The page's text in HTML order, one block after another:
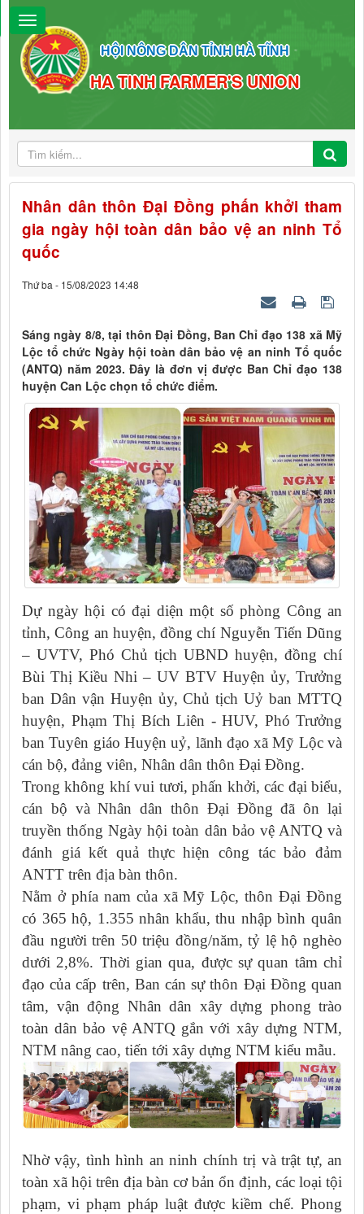
HỘI NÔNG DÂN TỈNH HÀ TĨNH
HA TINH FARMER'S UNION
Nhân dân thôn Đại Đồng phấn khởi tham
gia ngày hội toàn dân bảo vệ an ninh Tổ
quốc
Thứ ba - 15/08/2023 14:48
Sáng ngày 8/8, tại thôn Đại Đồng, Ban Chỉ đạo 138 xã Mỹ
Lộc tổ chức Ngày hội toàn dân bảo vệ an ninh Tổ quốc
(ANTQ) năm 2023. Đây là đơn vị được Ban Chỉ đạo 138
huyện Can Lộc chọn tổ chức điểm.
Dự ngày hội có đại diện một số phòng Công an
tỉnh, Công an huyện, đồng chí Nguyễn Tiến Dũng
– UVTV, Phó Chủ tịch UBND huyện, đồng chí
Bùi Thị Kiều Nhi – UV BTV Huyện ủy, Trưởng
ban Dân vận Huyện ủy, Chủ tịch Uỷ ban MTTQ
huyện, Phạm Thị Bích Liên - HUV, Phó Trưởng
ban Tuyên giáo Huyện uỷ, lãnh đạo xã Mỹ Lộc và
cán bộ, đảng viên, Nhân dân thôn Đại Đồng.
Trong không khí vui tươi, phấn khởi, các đại biểu,
cán bộ và Nhân dân thôn Đại Đồng đã ôn lại
truyền thống Ngày hội toàn dân bảo vệ ANTQ và
đánh giá kết quả thực hiện công tác bảo đảm
ANTT trên địa bàn thôn.
Nằm ở phía nam của xã Mỹ Lộc, thôn Đại Đồng
có 365 hộ, 1.355 nhân khẩu, thu nhập bình quân
đầu người trên 50 triệu đồng/năm, tỷ lệ hộ nghèo
dưới 2,8%. Thời gian qua, được sự quan tâm chỉ
đạo của cấp trên, Ban cán sự thôn Đại Đồng quan
tâm, vận động Nhân dân xây dựng phong trào
toàn dân bảo vệ ANTQ gắn với xây dựng NTM,
NTM nâng cao, tiến tới xây dựng NTM kiểu mẫu.
Nhờ vậy, tình hình an ninh chính trị và trật tự, an
toàn xã hội trên địa bàn cơ bản ổn định, các loại tội
phạm, vi phạm pháp luật được kiềm chế. Phong